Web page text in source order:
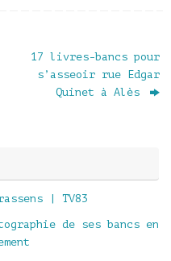
17 livres-bancs pour
s’asseoir rue Edgar
Quinet à Alès
| TV83
de ses bancs en